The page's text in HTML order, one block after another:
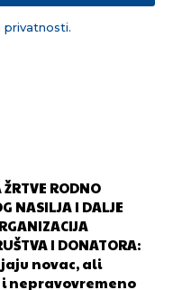
privatnosti.
RODNO
NASILJA I DALJE
I DONATORA:
novac, ali
nepravovremeno